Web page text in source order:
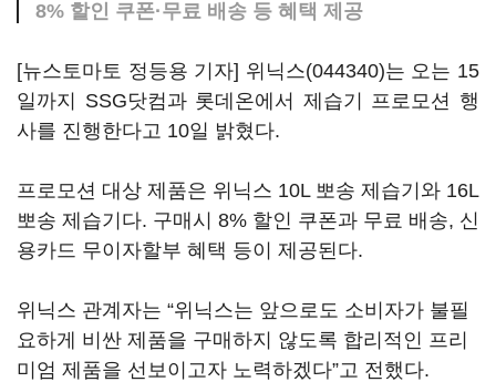
8% 할인 쿠폰·무료 배송 등 혜택 제공
[뉴스토마토 정등용 기자] 위닉스(044340)는 오는 15
일까지 SSG닷컴과 롯데온에서 제습기 프로모션 행
사를 진행한다고 10일 밝혔다.
프로모션 대상 제품은 위닉스 10L 뽀송 제습기와 16L
뽀송 제습기다. 구매시 8% 할인 쿠폰과 무료 배송, 신
용카드 무이자할부 혜택 등이 제공된다.
위닉스 관계자는 “위닉스는 앞으로도 소비자가 불필
요하게 비싼 제품을 구매하지 않도록 합리적인 프리
미엄 제품을 선보이고자 노력하겠다”고 전했다.